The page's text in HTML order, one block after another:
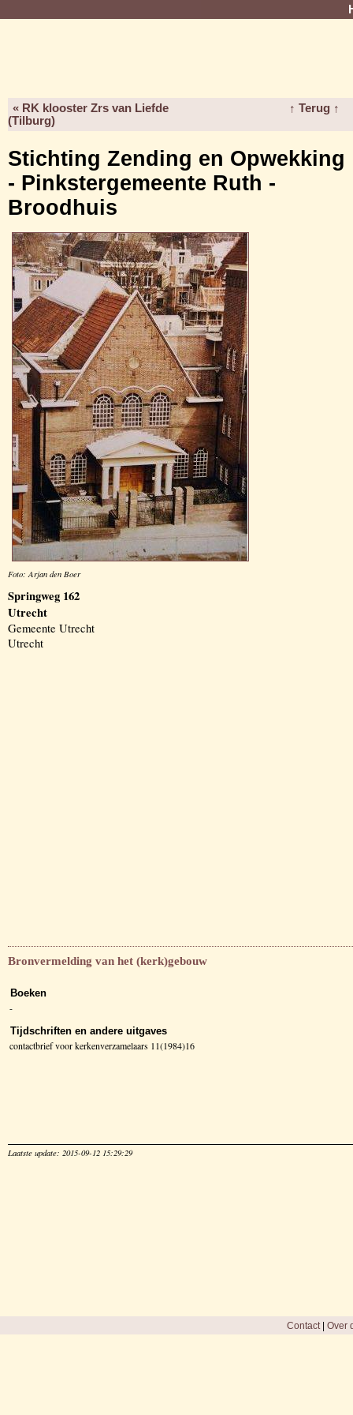
« RK klooster Zrs van Liefde
(Tilburg)
↑ Terug ↑
Stichting Zending en Opwekking
- Pinkstergemeente Ruth -
Broodhuis
Foto: Arjan den Boer
Springweg 162
Utrecht
Gemeente Utrecht
Utrecht
Bronvermelding van het (kerk)gebouw
Boeken
-
Tijdschriften en andere uitgaves
contactbrief voor kerkenverzamelaars 11(1984)16
Laatste update: 2015-09-12 15:29:29
Contact| Over